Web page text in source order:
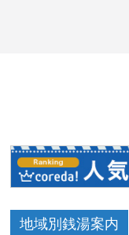
地域別銭湯案内